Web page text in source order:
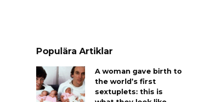
Populära Artiklar
A woman gave birth to
the world’s first
sextuplets: this is